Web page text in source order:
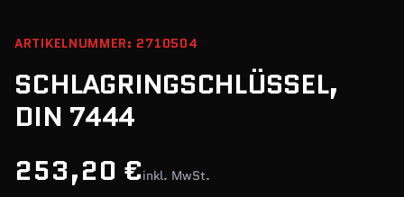
ARTIKELNUMMER: 2710504
SCHLAGRINGSCHLÜSSEL,
DIN 7444
253,20 €inkl. MwSt.